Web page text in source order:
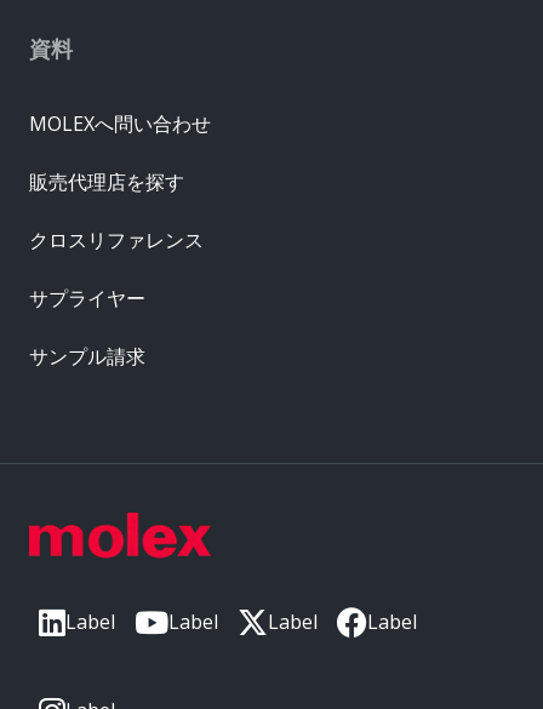
Label Label Label Label
資料
MOLEXへ問い合わせ
販売代理店を探す
クロスリファレンス
サプライヤー
サンプル請求